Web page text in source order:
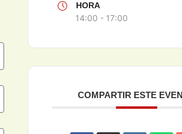
HORA
14:00 - 17:00
COMPARTIR ESTE